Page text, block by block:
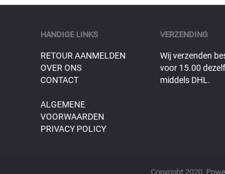
HANDIGE LINKS
RETOUR AANMELDEN
OVER ONS
CONTACT
ALGEMENE
VOORWAARDEN
PRIVACY POLICY
VERZENDING
Wij verzenden
voor 15.00
middels DHL.
Copyright 2020.